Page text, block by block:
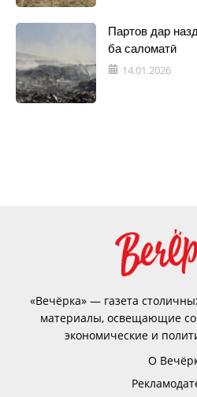
Партов дар
ба саломатӣ
14.01.2026
«Вечёрка» — газета
материалы, освещающие
экономические и
О